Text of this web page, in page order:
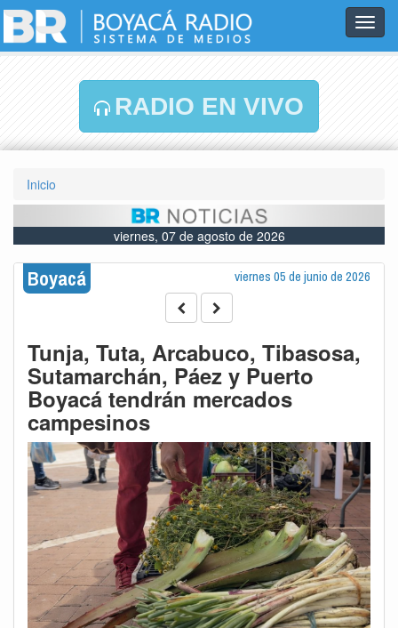
RADIO EN VIVO
Inicio
viernes, 07 de agosto de 2026
Boyacá viernes 05 de junio de 2026
Tunja, Tuta, Arcabuco, Tibasosa,
Sutamarchán, Páez y Puerto
Boyacá tendrán mercados
campesinos